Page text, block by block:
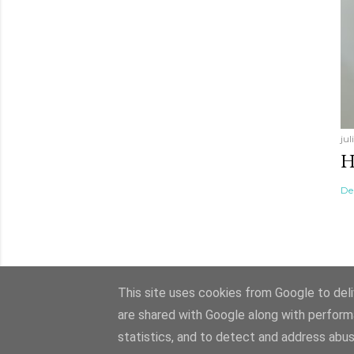
This site uses cookies from Google to
are shared with Google along with
statistics, and to detect and address